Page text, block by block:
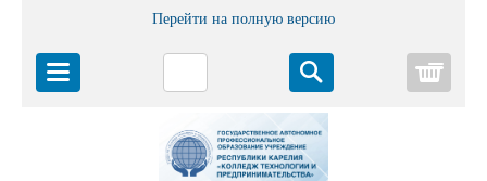
Перейти на полную версию